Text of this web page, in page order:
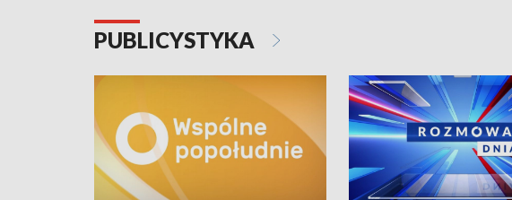
PUBLICYSTYKA